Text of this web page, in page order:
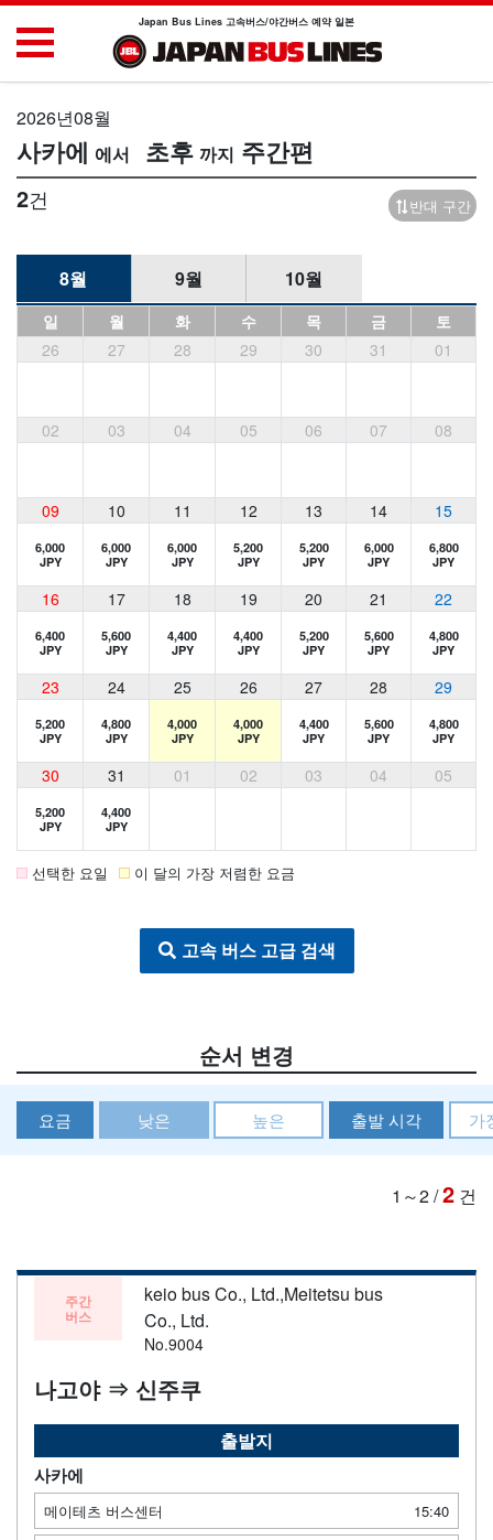
Japan Bus Lines 고속버스/야간버스 예약 일본
2026년08월
사카에 초후 주간편
2건 반대 구간
8월 9월 10월
일 월 화 수 목 금
토
26
27 28 29 30 31 01
02 03 04 05 06 07 08
09 10 11 12 13 14 15
6,000
JPY
6,000
JPY
6,000
JPY
5,200
JPY
5,200
JPY
6,000
JPY
6,800
JPY
16 17 18 19 20 21 22
6,400
JPY
5,600
JPY
4,400
JPY
4,400
JPY
5,200
JPY
5,600
JPY
4,800
JPY
23 24 25 26 27 28 29
5,200
JPY
4,800
JPY
4,000
JPY
4,000
JPY
4,400
JPY
5,600
JPY
4,800
JPY
30 31 01 02 03 04 05
5,200
JPY
4,400
JPY
선택한 요일 이 달의 가장 저렴한 요금
고속 버스 고급 검색
순서 변경
요금 낮은 높은 출발 시각 가
1～2/2 건
주간
버스
keio bus Co., Ltd.,Meitetsu bus
Co., Ltd.
No.9004
나고야 ⇒ 신주쿠
출발지
사카에
메이테츠 버스센터
15:40